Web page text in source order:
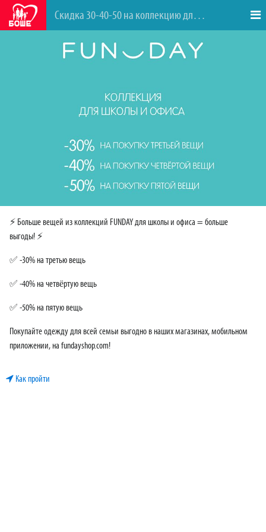
Скидка 30-40-50 на коллекцию для школы и офиса
⚡ Больше вещей из коллекций FUNDAY для школы и офиса = больше
выгоды! ⚡
✅ -30% на третью вещь
✅ -40% на четвёртую вещь
✅ -50% на пятую вещь
Покупайте одежду для всей семьи выгодно в наших магазинах, мобильном
приложении, на fundayshop.com!
Как пройти